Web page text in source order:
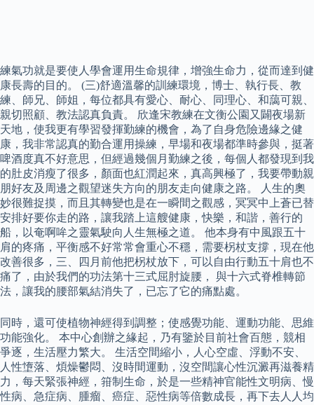
練氣功就是要使人學會運用生命規律，增強生命力，從而達到健
康長壽的目的。 (三)舒適溫馨的訓練環境，博士、執行長、教
練、師兄、師姐，每位都具有愛心、耐心、同理心、和藹可親、
親切照顧、教法認真負責。 欣逢宋教練在文衡公園又闢夜場新
天地，使我更有學習發揮勤練的機會，為了自身危險邊緣之健
康，我非常認真的勤合運用操練，早場和夜場都準時參與，挺著
啤酒度真不好意思，但經過幾個月勤練之後，每個人都發現到我
的肚皮消瘦了很多，顏面也紅潤起來，真高興極了，我要帶動親
朋好友及周邊之觀望迷失方向的朋友走向健康之路。 人生的奧
妙很難捉摸，而且其轉變也是在一瞬間之觀感，冥冥中上蒼已替
安排好要你走的路，讓我踏上這艘健康，快樂，和諧，善行的
船，以奄啊哞之靈氣駛向人生無極之道。 他本身有中風跟五十
肩的疼痛，平衡感不好常常會重心不穩，需要柺杖支撐，現在他
改善很多，三、四月前他把柺杖放下，可以自由行動五十肩也不
痛了，由於我們的功法第十三式屈肘旋腰， 與十六式脊椎轉節
法，讓我的腰部氣結消失了，已忘了它的痛點處。
同時，還可使植物神經得到調整；使感覺功能、運動功能、思維
功能強化。 本中心創辦之緣起，乃有鑒於目前社會百態，競相
爭逐，生活壓力繁大。 生活空間縮小，人心空虛、浮動不安、
人性墯落、煩燥鬱悶、沒時間運動，沒空間讓心性沉澱再滋養精
力，每天緊張神經，箝制生命，於是一些精神官能性文明病、慢
性病、急症病、腫瘤、癌症、惡性病等倍數成長，再下去人人均